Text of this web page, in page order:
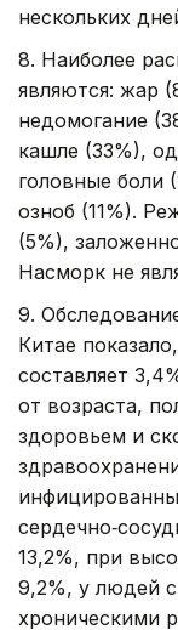
нескольких
8. Наиболее
являются: жар
недомогание
кашле (33%),
головные боли
озноб (11%).
(5%),
Насморк не
9.
Китае
составляет
от возраста,
здоровьем и
13,2%, при
9,2%, у людей
хроническими